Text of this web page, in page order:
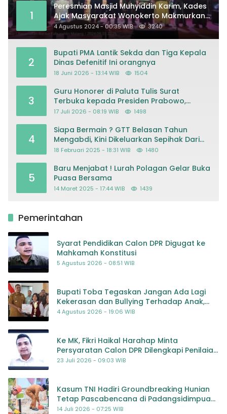
1
Peresmian Masjid Muhyiddin Karim, Kades
Ajak Masyarakat Wonokerto Makmurkan
Masjid
4 Agustus 2024 - 00:35 WIB 3240
2
Bupati PMA Lantik Sekda dan Tiga Kepala
Dinas Defenitif Ini orangnya
18 Juni 2026 - 13:14 WIB 1504
3
Guru Honorer di Paluta Tulis Surat
Terbuka kepada Presiden Prabowo,
Mohon Keadilan atas Dugaan
17 Juli 2026 - 08:19 WIB 1498
4
Siapa Bermain ? GTT Belasan Tahun
Mengabdi, Kini Dikeluarkan Sepihak Dari
Dapodik
18 Februari 2025 - 18:31 WIB 1480
5
Baru Menjabat ! Lurah Polagan Gelar Buka
Puasa Bersama
14 Maret 2025 - 17:44 WIB 1439
Pemerintahan
Syarat Pendidikan Calon DPR Digugat ke
Mahkamah Konstitusi
5 Agustus 2026 - 08:51 WIB
Bupati Toba Tegaskan Jangan Ada Lagi
Kekerasan dan Bullying Terhadap Anak,
Dorong Kolaborasi Seluruh Pihak
4 Agustus 2026 - 19:06 WIB
Ke MK, Fikri Haikal Harahap Minta
Persyaratan Calon DPR Dilengkapi Penilaian
Kompetensi
23 Juli 2026 - 09:03 WIB
Kasum TNI Hadiri Groundbreaking Hunian
Tetap Pascabencana di Padangsidimpuan,
Harapan Baru bagi Penyintas
14 Juli 2026 - 07:25 WIB